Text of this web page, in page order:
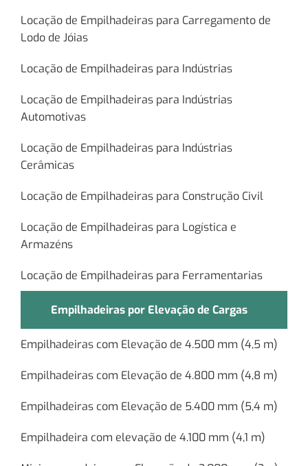
Locação de Empilhadeiras para Carregamento de
Lodo de Jóias
Locação de Empilhadeiras para Indústrias
Locação de Empilhadeiras para Indústrias
Automotivas
Locação de Empilhadeiras para Indústrias
Cerâmicas
Locação de Empilhadeiras para Construção Civil
Locação de Empilhadeiras para Logística e
Armazéns
Locação de Empilhadeiras para Ferramentarias
Empilhadeiras por Elevação de Cargas
Empilhadeiras com Elevação de 4.500 mm (4,5 m)
Empilhadeiras com Elevação de 4.800 mm (4,8 m)
Empilhadeiras com Elevação de 5.400 mm (5,4 m)
Empilhadeira com elevação de 4.100 mm (4,1 m)